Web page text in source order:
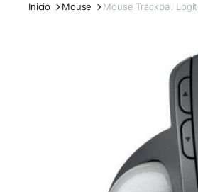
Inicio Mouse Mouse Trackball